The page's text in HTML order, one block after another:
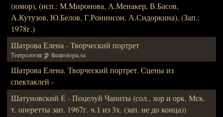
(юмор), (исп.: М.Миронова, А.Менакер, В.Басов,
А.Кутузов, Ю.Белов, Г.Ронинсон, А.Сидоркина), (Зап.:
1978г.)
Шатрова Елена - Творческий портрет
Театрология theatrologia.su
Шатрова Елена. Творческий портрет. Сцены из
спектаклей -
Шатуновский Е - Поцелуй Чаниты (сол., хор и орк. Мск.
т. оперетты зап. 1967г. ч.1 из 3х. (зап. не до конца))